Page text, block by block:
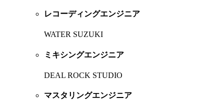
レコーディングエンジニア
WATER SUZUKI
ミキシングエンジニア
DEAL ROCK STUDIO
マスタリングエンジニア